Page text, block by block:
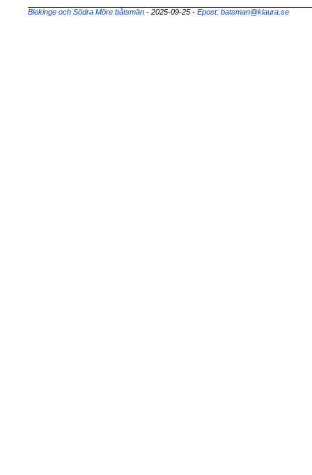
Blekinge och Södra Möre båtsmän - 2025-09-25 - Epost: batsman@klaura.se